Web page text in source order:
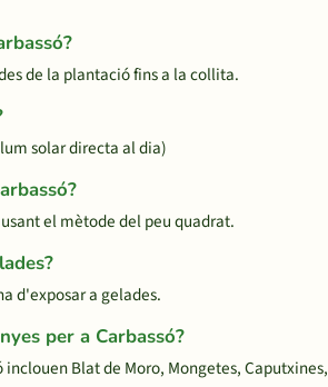
de la plantació fins a la collita.
solar directa al dia)
el mètode del peu quadrat.
d'exposar a gelades.
per a Carbassó?
Blat de Moro, Mongetes,